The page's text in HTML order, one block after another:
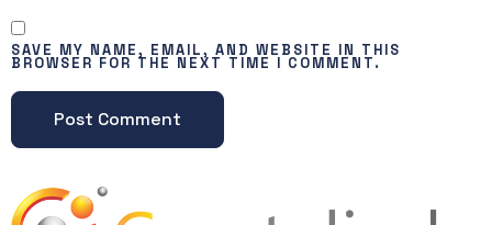
SAVE MY NAME, EMAIL, AND WEBSITE IN THIS
BROWSER FOR THE NEXT TIME I COMMENT.